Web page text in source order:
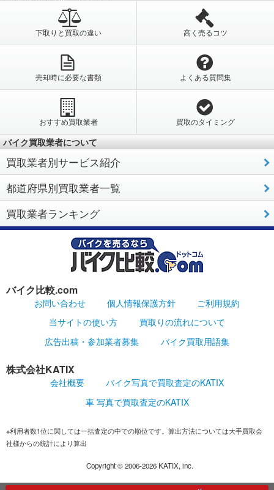
下取りと買取の違い 高く売るコツ
売却時に必要な書類 よくある質問集
おすすめ買取業者 買取のタイミング
バイク買取業者について
買取業者別サービス紹介
都道府県別買取業者一覧
買取業者ランキング
バイク比較.com
お問い合わせ 個人情報保護方針
ご利用規約
当サイトの使い方
買取りの流れについて
広告出稿・参加業者募集
バイク買取用語集
株式会社KATIX
会社概要
バイク写真で買取査定のKATIX
車 写真で買取査定のKATIX
※利用者数1位に関しては一括査定の中での順位です。算出方法については大手買取会
社様からの統計により算出
Copyright ©2006-2026KATIX, inc.